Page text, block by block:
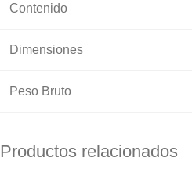
Contenido
Dimensiones
Peso Bruto
Productos relacionados